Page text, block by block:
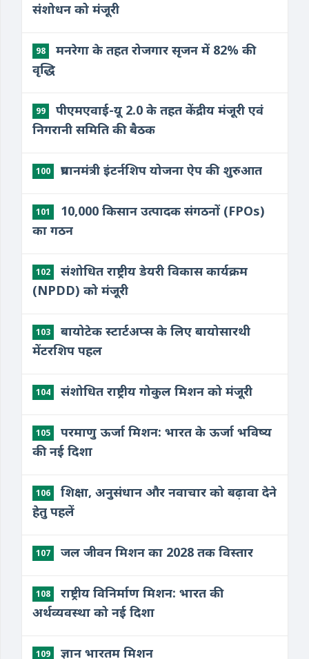
संशोधन को मंजूरी
98
मनरेगा के तहत रोजगार सृजन में 82% की
वृद्धि
99
पीएमएवाई-यू 2.0 के तहत केंद्रीय मंजूरी एवं
निगरानी समिति की बैठक
100 प्रधानमंत्री इंटर्नशिप योजना ऐप की शुरुआत
101
10,000 किसान उत्पादक संगठनों (FPOs)
का गठन
102
संशोधित राष्ट्रीय डेयरी विकास कार्यक्रम
(NPDD) को मंजूरी
103
बायोटेक स्टार्टअप्स के लिए बायोसारथी
मेंटरशिप पहल
104 संशोधित राष्ट्रीय गोकुल मिशन को मंजूरी
105
परमाणु ऊर्जा मिशन: भारत के ऊर्जा भविष्य
की नई दिशा
106
शिक्षा, अनुसंधान और नवाचार को बढ़ावा देने
हेतु पहलें
107 जल जीवन मिशन का 2028 तक विस्तार
108
राष्ट्रीय विनिर्माण मिशन: भारत की
अर्थव्यवस्था को नई दिशा
109 ज्ञान भारतम मिशन